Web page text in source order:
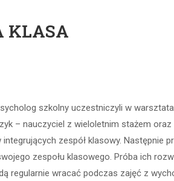
KLASA
szkolny uczestniczyli w
– nauczyciel z wieloletnim stażem oraz
zespół klasowy. Następnie
zespołu klasowego. Próba ich
wracać podczas zajęć z